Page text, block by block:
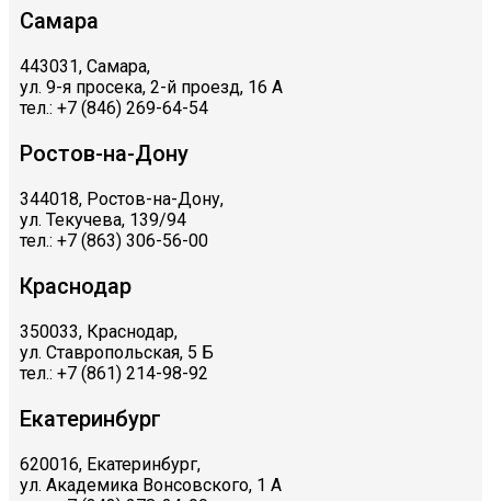
Самара
443031, Самара,
ул. 9-я просека, 2-й проезд, 16 А
тел.: +7 (846) 269-64-54
Ростов-на-Дону
344018, Ростов-на-Дону,
ул. Текучева, 139/94
тел.: +7 (863) 306-56-00
Краснодар
350033, Краснодар,
ул. Ставропольская, 5 Б
тел.: +7 (861) 214-98-92
Екатеринбург
620016, Екатеринбург,
ул. Академика Вонсовского, 1 А